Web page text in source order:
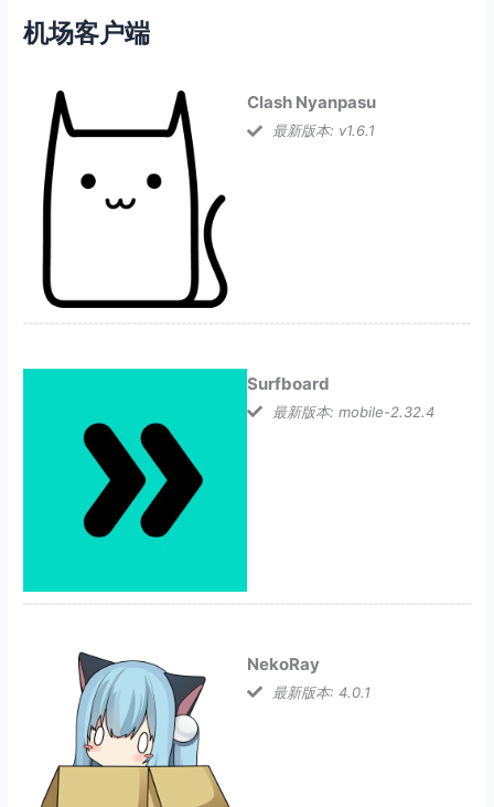
机场客户端
Clash Nyanpasu
最新版本: v1.6.1
Surfboard
最新版本: mobile-2.32.4
NekoRay
最新版本: 4.0.1